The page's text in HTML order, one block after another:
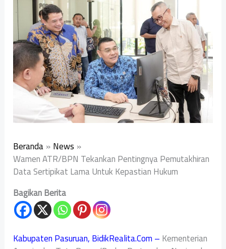
Beranda News
Wamen ATR/BPN Tekankan Pentingnya Pemutakhiran
Data Sertipikat Lama Untuk Kepastian Hukum
Bagikan Berita
Kabupaten Pasuruan, BidikRealita.Com –Kementerian